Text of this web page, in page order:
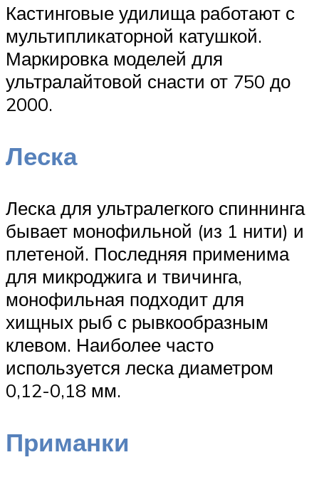
Кастинговые удилища работают с
мультипликаторной катушкой.
Маркировка моделей для
ультралайтовой снасти от 750 до
2000.
Леска
Леска для ультралегкого спиннинга
бывает монофильной (из 1 нити) и
плетеной. Последняя применима
для микроджига и твичинга,
монофильная подходит для
хищных рыб с рывкообразным
клевом. Наиболее часто
используется леска диаметром
0,12-0,18 мм.
Приманки